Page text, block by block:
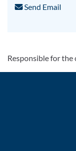
Send Email
Responsible for